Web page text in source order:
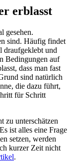
erblasst
gesehen.
sind. Häufig findet
draufgeklebt und
Bedingungen auf
dass man fast
sind natürlich
die dazu führt,
für Schritt
zu unterschätzen
ist alles eine Frage
setzen, werden
kurzer Zeit nicht
.